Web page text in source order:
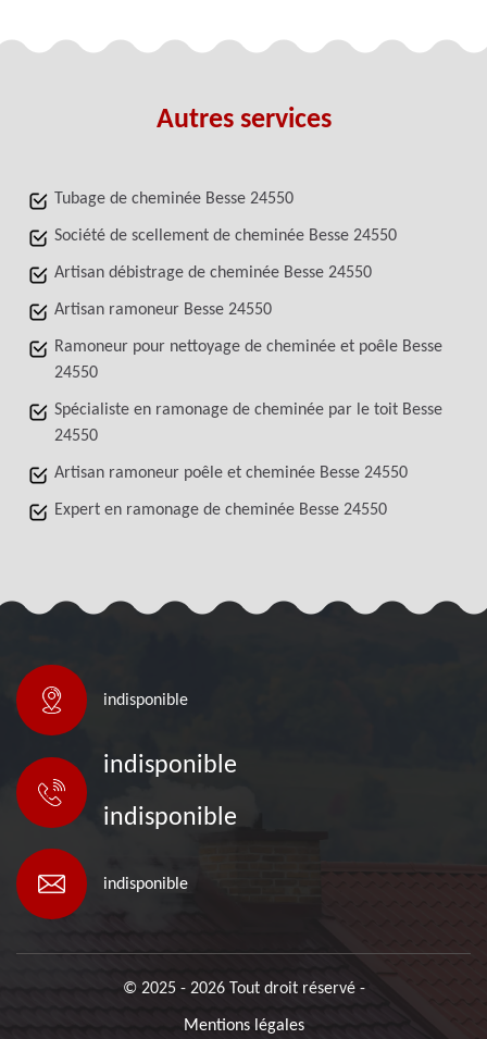
Autres services
Tubage de cheminée Besse 24550
Société de scellement de cheminée Besse 24550
Artisan débistrage de cheminée Besse 24550
Artisan ramoneur Besse 24550
Ramoneur pour nettoyage de cheminée et poêle Besse
24550
Spécialiste en ramonage de cheminée par le toit Besse
24550
Artisan ramoneur poêle et cheminée Besse 24550
Expert en ramonage de cheminée Besse 24550
indisponible
indisponible
indisponible
indisponible
© 2025 - 2026 Tout droit réservé -
Mentions légales